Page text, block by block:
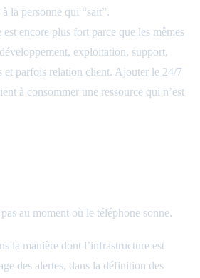
la personne qui “sait”.
encore plus fort parce que les mêmes
exploitation, support,
et parfois relation client. Ajouter le 24/7
à consommer une ressource qui n’est
au moment où le téléphone sonne.
la manière dont l’infrastructure est
des alertes, dans la définition des